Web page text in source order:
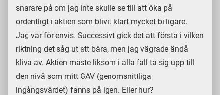
snarare på om jag inte skulle se till att öka på
ordentligt i aktien som blivit klart mycket billigare.
Jag var för envis. Successivt gick det att förstå i vilken
riktning det såg ut att bära, men jag vägrade ändå
kliva av. Aktien måste liksom i alla fall ta sig upp till
den nivå som mitt GAV (genomsnittliga
ingångsvärdet) fanns på igen. Eller hur?